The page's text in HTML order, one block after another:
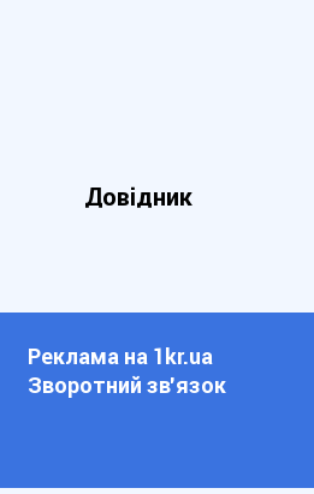
Довідник
Реклама на 1kr.ua
Зворотний зв'язок